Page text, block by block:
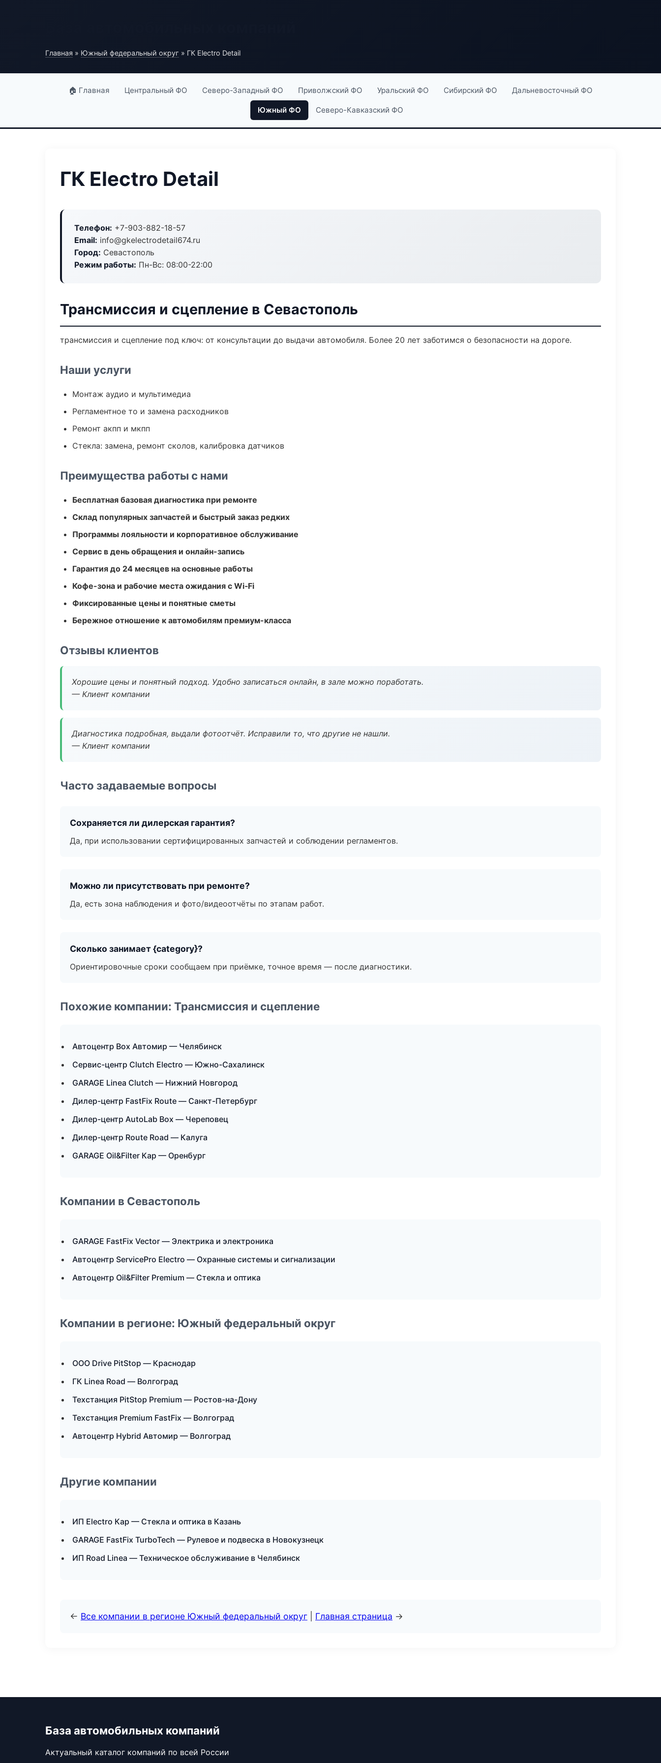
Главная » Южный федеральный округ » ГК Electro Detail
🏠 Главная Центральный ФО Северо-Западный ФО Приволжский ФО Уральский ФО Сибирский ФО Дальневосточный ФО
Южный ФО Северо-Кавказский ФО
ГК Electro Detail
Телефон: +7-903-882-18-57
Email: info@gkelectrodetail674.ru
Город: Севастополь
Режим работы: Пн-Вс: 08:00-22:00
Трансмиссия и сцепление в Севастополь
трансмиссия и сцепление под ключ: от консультации до выдачи автомобиля. Более 20 лет заботимся о безопасности на дороге.
Наши услуги
Монтаж аудио и мультимедиа
Регламентное то и замена расходников
Ремонт акпп и мкпп
Стекла: замена, ремонт сколов, калибровка датчиков
Преимущества работы с нами
Бесплатная базовая диагностика при ремонте
Склад популярных запчастей и быстрый заказ редких
Программы лояльности и корпоративное обслуживание
Сервис в день обращения и онлайн-запись
Гарантия до 24 месяцев на основные работы
Кофе-зона и рабочие места ожидания с Wi‑Fi
Фиксированные цены и понятные сметы
Бережное отношение к автомобилям премиум-класса
Отзывы клиентов
Хорошие цены и понятный подход. Удобно записаться онлайн, в зале можно поработать.
— Клиент компании
Диагностика подробная, выдали фотоотчёт. Исправили то, что другие не нашли.
— Клиент компании
Часто задаваемые вопросы
Сохраняется ли дилерская гарантия?
Да, при использовании сертифицированных запчастей и соблюдении регламентов.
Можно ли присутствовать при ремонте?
Да, есть зона наблюдения и фото/видеоотчёты по этапам работ.
Сколько занимает {category}?
Ориентировочные сроки сообщаем при приёмке, точное время — после диагностики.
Похожие компании: Трансмиссия и сцепление
Автоцентр Box Автомир — Челябинск
Сервис-центр Clutch Electro — Южно-Сахалинск
GARAGE Linea Clutch — Нижний Новгород
Дилер-центр FastFix Route — Санкт-Петербург
Дилер-центр AutoLab Box — Череповец
Дилер-центр Route Road — Калуга
GARAGE Oil&Filter Кар — Оренбург
Компании в Севастополь
GARAGE FastFix Vector — Электрика и электроника
Автоцентр ServicePro Electro — Охранные системы и сигнализации
Автоцентр Oil&Filter Premium — Стекла и оптика
Компании в регионе: Южный федеральный округ
ООО Drive PitStop — Краснодар
ГК Linea Road — Волгоград
Техстанция PitStop Premium — Ростов-на-Дону
Техстанция Premium FastFix — Волгоград
Автоцентр Hybrid Автомир — Волгоград
Другие компании
ИП Electro Кар — Стекла и оптика в Казань
GARAGE FastFix TurboTech — Рулевое и подвеска в Новокузнецк
ИП Road Linea — Техническое обслуживание в Челябинск
← Все компании в регионе Южный федеральный округ Главная страница →
База автомобильных компаний
Актуальный каталог компаний по всей России